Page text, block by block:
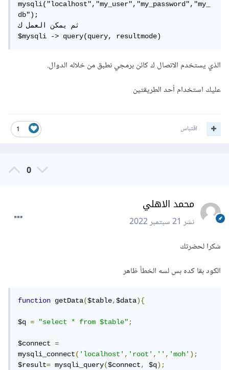
mysqli("localhost","my_user","my_password","my_
db");
ثم يمكن العمل ك
$mysqli -> query(query, resultmode)
الذي يستخدم الاتصال ك كائن برمجي نطبق من خلاله الدوال.
عليك استخدام أحد الطريقتين
1 اقتباس
0
محمد الاهلي
نشر21 سبتمبر 2022
شكرا لحضرتك
الكود بقا كده بس لسه الخطأ ظاهر
function getData($table,$data){
$q = "select * from $table";
$connect =
mysqli_connect('localhost','root','','moh');
$result= mysqli_query($connect, $q);